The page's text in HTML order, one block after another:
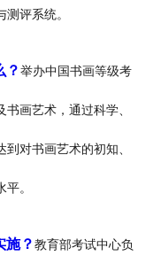
评系统。
？ 举办中国书画等级考
画艺术，通过科学、
对书画艺术的初知、
。
施？教育部考试中心负